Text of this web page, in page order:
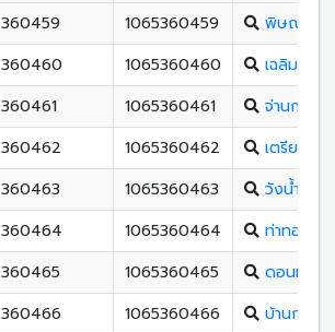
360459 1065360459
พิษณุโลก
360460 1065360460
เฉลิมขวัญ
360461 1065360461
จ่านกร้อง
360462 1065360462
เตรียมอุด
360463 1065360463
วังน้ำคู้ศึก
360464 1065360464
ท่าทองพิ
360465 1065360465
ดอนทอง
360466 1065360466
บ้านกร่าง